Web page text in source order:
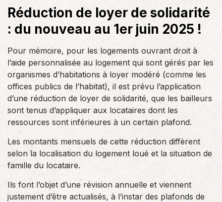
Réduction de loyer de solidarité
: du nouveau au 1er juin 2025 !
Pour mémoire, pour les logements ouvrant droit à
l’aide personnalisée au logement qui sont gérés par les
organismes d’habitations à loyer modéré (comme les
offices publics de l’habitat), il est prévu l’application
d’une réduction de loyer de solidarité, que les bailleurs
sont tenus d’appliquer aux locataires dont les
ressources sont inférieures à un certain plafond.
Les montants mensuels de cette réduction diffèrent
selon la localisation du logement loué et la situation de
famille du locataire.
Ils font l’objet d’une révision annuelle et viennent
justement d’être actualisés, à l’instar des plafonds de